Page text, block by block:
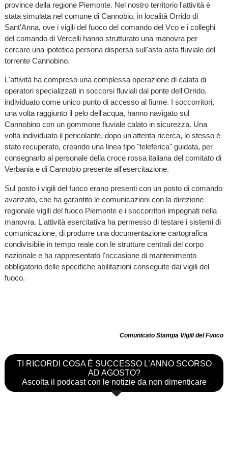
province della regione Piemonte. Nel nostro territorio l'attività è
stata simulata nel comune di Cannobio, in località Orrido di
Sant'Anna, ove i vigili del fuoco del comando del Vco e i colleghi
del comando di Vercelli hanno strutturato una manovra per
cercare una ipotetica persona dispersa sull'asta asta fluviale del
torrente Cannobino.
L'attività ha compreso una complessa operazione di calata di
operatori specializzati in soccorsi fluviali dal ponte dell'Orrido,
individuato come unico punto di accesso al fiume. I soccorritori,
una volta raggiunto il pelo dell'acqua, hanno navigato sul
Cannobino con un gommone fluviale calato in sicurezza. Una
volta individuato il pericolante, dopo un'attenta ricerca, lo stesso è
stato recuperato, creando una linea tipo "teleferica" guidata, per
consegnarlo al personale della croce rossa italiana del comitato di
Verbania e di Cannobio presente all'esercitazione.
Sul posto i vigili del fuoco erano presenti con un posto di comando
avanzato, che ha garantito le comunicazioni con la direzione
regionale vigili del fuoco Piemonte e i soccorritori impegnati nella
manovra. L'attività esercitativa ha permesso di testare i sistemi di
comunicazione, di produrre una documentazione cartografica
condivisibile in tempo reale con le strutture centrali del corpo
nazionale e ha rappresentato l'occasione di mantenimento
obbligatorio delle specifiche abilitazioni conseguite dai vigili del
fuoco.
Comunicato Stampa Vigili del Fuoco
TI RICORDI COSA È SUCCESSO L’ANNO SCORSO
AD AGOSTO?
Ascolta il podcast con le notizie da non dimenticare